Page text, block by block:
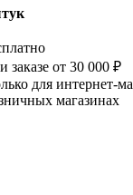
заказе от 30 000 ₽
для интернет-
магазинах